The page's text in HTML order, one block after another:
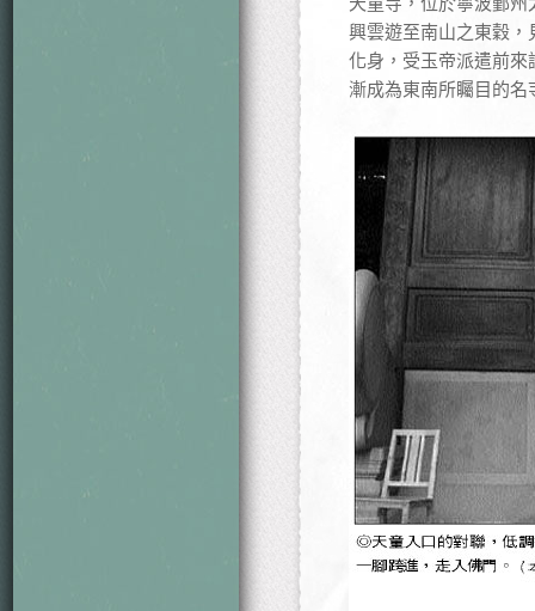
興雲遊至南山之東穀
化身，受玉帝派遣前
漸成為東南所矚目的名